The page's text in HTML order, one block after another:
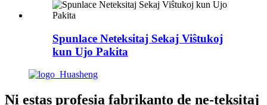
Spunlace Neteksitaj Sekaj Viŝtukoj
kun Ujo Pakita
Ni estas profesia fabrikanto de ne-teksitaj